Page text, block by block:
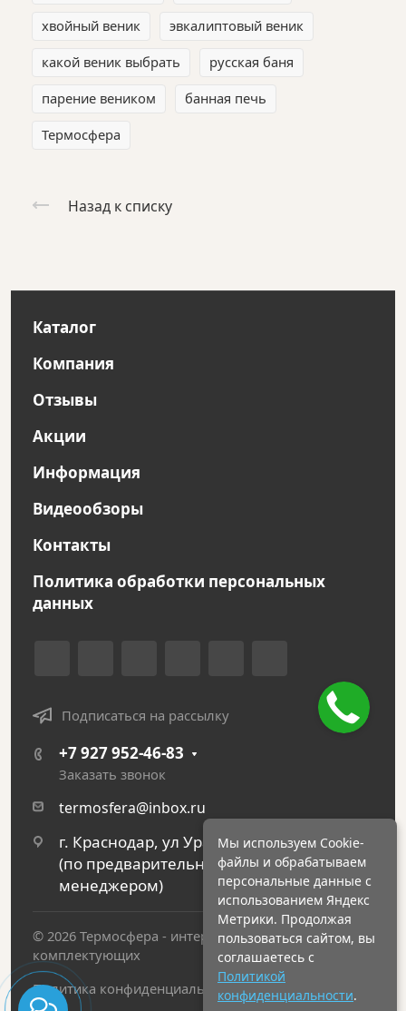
хвойный веник
эвкалиптовый веник
какой веник выбрать
русская баня
парение веником
банная печь
Термосфера
Назад к списку
Каталог
Компания
Отзывы
Акции
Информация
Видеообзоры
Контакты
Политика обработки персональных
данных
Подписаться на рассылку
+7 927 952-46-83
Заказать звонок
termosfera@inbox.ru
г. Краснодар, ул Уральская, 134Б
(по предварительному созвону с
менеджером)
© 2026 Термосфера - интернет магазин печей и
комплектующих
Политика конфиденциальности
Мы используем Cookie-
файлы и обрабатываем
персональные данные с
использованием Яндекс
Метрики. Продолжая
пользоваться сайтом, вы
соглашаетесь с
Политикой
конфиденциальности.